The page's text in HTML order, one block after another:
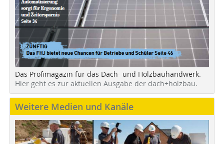
Das Profimagazin für das Dach- und Holzbauhandwerk.
Hier geht es zur aktuellen Ausgabe der dach+holzbau.
Weitere Medien und Kanäle